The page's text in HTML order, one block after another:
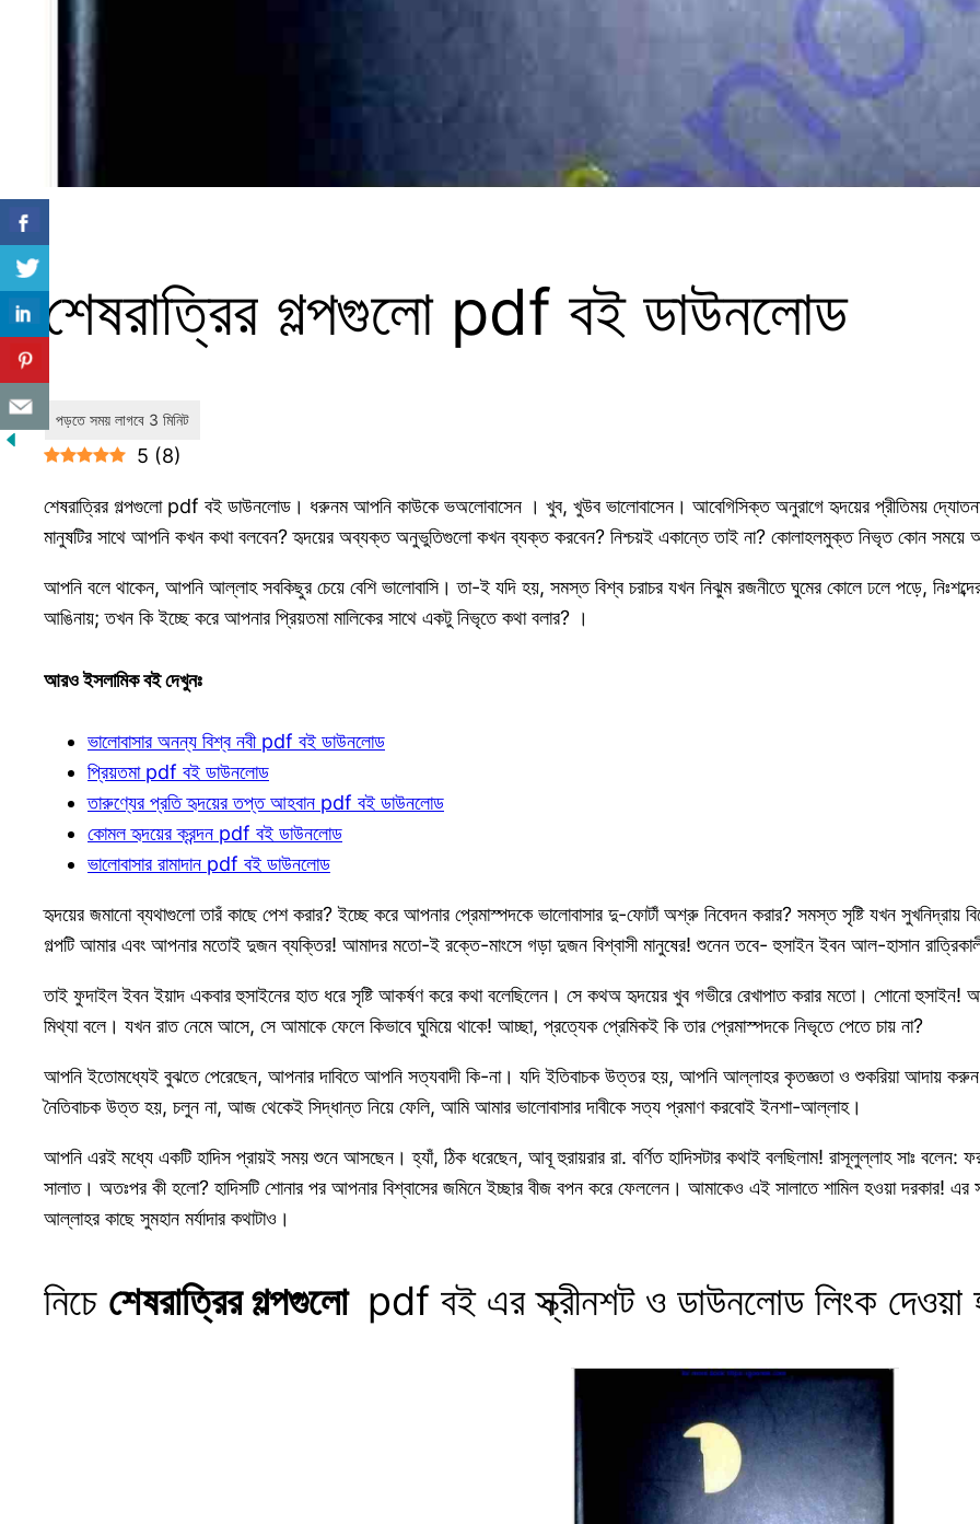
শেষরাত্রির গল্পগুলো pdf বই ডাউনলোড
5 (8)
শেষরাত্রির গল্পগুলো pdf বই ডাউনলোড। ধরুনম আপনি কাউকে ভঅলোবাসেন । খুব, খুউব ভালোবাসেন। আবেগিসিক্ত অনুরাগে হৃদয়ের প্রীতিময়
মানুষটির সাথে আপনি কখন কথা বলবেন? হৃদয়ের অব্যক্ত অনুভুতিগুলো কখন ব্যক্ত করবেন? নিশ্চয়ই একান্তে তাই না? কোলাহলমুক্ত নিভৃত কোন সময়ে
আপনি বলে থাকেন, আপনি আল্লাহ সবকিছুর চেয়ে বেশি ভালোবাসি। তা-ই যদি হয়, সমস্ত বিশ্ব চরাচর যখন নিঝুম রজনীতে ঘুমের কোলে ঢলে পড়ে,
আঙিনায়; তখন কি ইচ্ছে করে আপনার প্রিয়তমা মালিকের সাথে একটু নিভৃতে কথা বলার? ।
আরও ইসলামিক বই দেখুনঃ
ভালোবাসার অনন্য বিশ্ব নবী pdf বই ডাউনলোড
প্রিয়তমা pdf বই ডাউনলোড
তারুণ্যের প্রতি হৃদয়ের তপ্ত আহবান pdf বই ডাউনলোড
কোমল হৃদয়ের ক্রন্দন pdf বই ডাউনলোড
ভালোবাসার রামাদান pdf বই ডাউনলোড
হৃদয়ের জমানো ব্যথাগুলো তারঁ কাছে পেশ করার? ইচ্ছে করে আপনার প্রেমাস্পদকে ভালোবাসার দু-ফোটাঁ অশ্রু নিবেদন করার? সমস্ত সৃষ্টি যখন
গল্পটি আমার এবং আপনার মতোই দুজন ব্যক্তির! আমাদর মতো-ই রক্তে-মাংসে গড়া দুজন বিশ্বাসী মানুষের! শুনেন তবে- হুসাইন ইবন আল-হাসান
তাই ফুদাইল ইবন ইয়াদ একবার হুসাইনের হাত ধরে সৃষ্টি আকর্ষণ করে কথা বলেছিলেন। সে কথঅ হৃদয়ের খুব গভীরে রেখাপাত করার মতো। শোনো হুসাইন!
মিথ্যা বলে। যখন রাত নেমে আসে, সে আমাকে ফেলে কিভাবে ঘুমিয়ে থাকে! আচ্ছা, প্রত্যেক প্রেমিকই কি তার প্রেমাস্পদকে নিভৃতে পেতে চায় না?
আপনি ইতোমধ্যেই বুঝতে পেরেছেন, আপনার দাবিতে আপনি সত্যবাদী কি-না। যদি ইতিবাচক উত্তর হয়, আপনি আল্লাহর কৃতজ্ঞতা ও শুকরিয়া আদায়
নৈতিবাচক উত্ত হয়, চলুন না, আজ থেকেই সিদ্ধান্ত নিয়ে ফেলি, আমি আমার ভালোবাসার দাবীকে সত্য প্রমাণ করবোই ইনশা-আল্লাহ।
আপনি এরই মধ্যে একটি হাদিস প্রায়ই সময় শুনে আসছেন। হ্যাঁ, ঠিক ধরেছেন, আবূ হুরায়রার রা. বর্ণিত হাদিসটার কথাই বলছিলাম! রাসূলুল্লাহ সাঃ বলেন:
সালাত। অতঃপর কী হলো? হাদিসটি শোনার পর আপনার বিশ্বাসের জমিনে ইচ্ছার বীজ বপন করে ফেললেন। আমাকেও এই সালাতে শামিল হওয়া দরকার! এর
আল্লাহর কাছে সুমহান মর্যাদার কথাটাও।
নিচে শেষরাত্রির গল্পগুলো pdf বই এর স্ক্রীনশট ও ডাউনলোড লিংক